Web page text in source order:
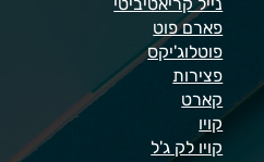
פארם פוט
פוטלוג'יקס
פצירות
קארט
קויו
קויו לק ג'ל